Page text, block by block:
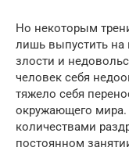
Но некоторым
лишь выпустить
злости и
человек себя
тяжело себя
окружающего
количествами
постоянном